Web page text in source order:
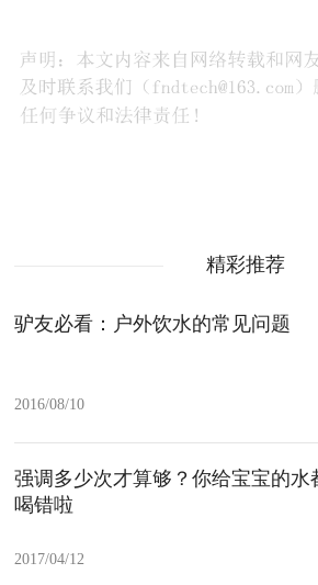
精彩推荐
驴友必看：户外饮水的常见问题
2016/08/10
强调多少次才算够？你给宝宝的水
喝错啦
2017/04/12